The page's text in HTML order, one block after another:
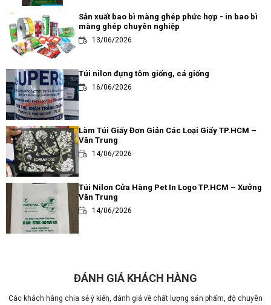
Sản xuất bao bì màng ghép phức hợp - in bao bì
màng ghép chuyên nghiệp
13/06/2026
Túi nilon đựng tôm giống, cá giống
16/06/2026
Làm Túi Giấy Đơn Giản Các Loại Giấy TP.HCM –
Văn Trung
14/06/2026
Túi Nilon Cửa Hàng Pet In Logo TP.HCM – Xưởng
Văn Trung
14/06/2026
Túi Đôi Đựng Ly Trà Sữa PE HD TP.HCM – Xưởng
ĐÁNH GIÁ KHÁCH HÀNG
Các khách hàng chia sẻ ý kiến, đánh giá về chất lượng sản phẩm, độ chuyên